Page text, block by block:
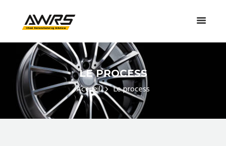
LE PROCESS
Accueil Le process